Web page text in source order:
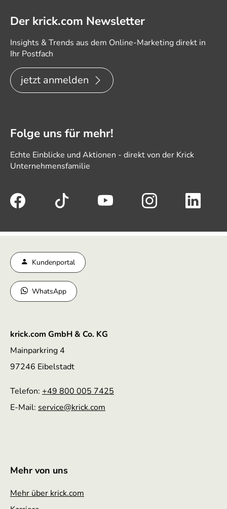
Der krick.com Newsletter
Insights & Trends aus dem Online-Marketing direkt in
Ihr Postfach
jetzt anmelden
Folge uns für mehr!
Echte Einblicke und Aktionen - direkt von der Krick
Unternehmensfamilie
Kundenportal
WhatsApp
krick.com GmbH & Co. KG
Mainparkring 4
97246 Eibelstadt
Telefon: +49 800 005 7425
E-Mail: service@krick.com
Mehr von uns
Mehr über krick.com